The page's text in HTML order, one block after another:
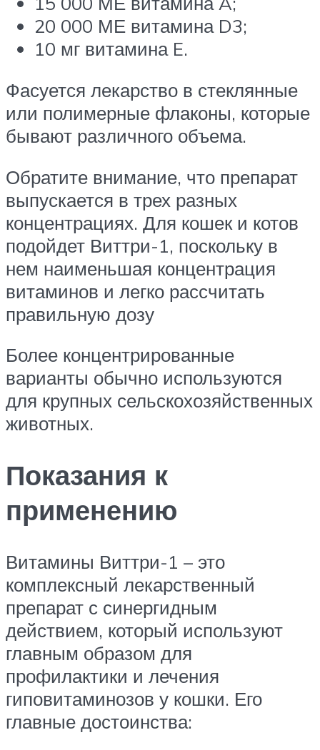
20 000 МЕ витамина D3;
10 мг витамина E.
Фасуется лекарство в стеклянные
или полимерные флаконы, которые
бывают различного объема.
Обратите внимание, что препарат
выпускается в трех разных
концентрациях. Для кошек и котов
подойдет Виттри-1, поскольку в
нем наименьшая концентрация
витаминов и легко рассчитать
правильную дозу
Более концентрированные
варианты обычно используются
для крупных сельскохозяйственных
животных.
Показания к
применению
Витамины Виттри-1 – это
комплексный лекарственный
препарат с синергидным
действием, который используют
главным образом для
профилактики и лечения
гиповитаминозов у кошки. Его
главные достоинства: